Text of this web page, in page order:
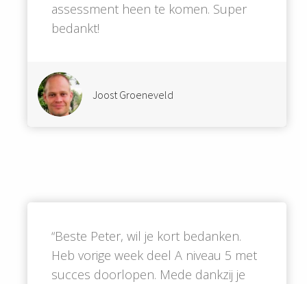
assessment heen te komen. Super
bedankt!
Joost Groeneveld
“Beste Peter, wil je kort bedanken.
Heb vorige week deel A niveau 5 met
succes doorlopen. Mede dankzij je